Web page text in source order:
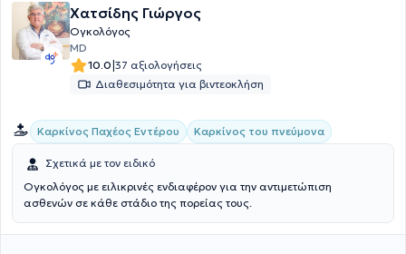
Χατσίδης Γιώργος
Ογκολόγος
MD
10.0|37 αξιολογήσεις
Διαθεσιμότητα για βιντεοκλήση
Καρκίνος Παχέος Εντέρου Καρκίνος του πνεύμονα
Σχετικά με τον ειδικό
Ογκολόγος με ειλικρινές ενδιαφέρον για την αντιμετώπιση
ασθενών σε κάθε στάδιο της πορείας τους.